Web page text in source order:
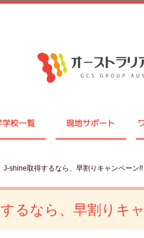
学校一覧 現地サポート
J-shine取得するなら、早割りキャンペーン!!
るなら、早割りキ